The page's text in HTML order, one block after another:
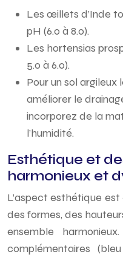
Les œillets d’Inde
pH (6.0 à 8.0).
Les hortensias
5.0 à 6.0).
Pour un sol
améliorer le
incorporez de la
l’humidité.
Esthétique et
harmonieux et
L’aspect esthétique
des formes, des
ensemble
complémentaires